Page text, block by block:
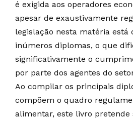
é exigida aos operadores
apesar de exaustivamente
legislação nesta matéria está
inúmeros diplomas, o que
significativamente o
por parte dos agentes do
Ao compilar os principais
compõem o quadro
alimentar, este livro pretende